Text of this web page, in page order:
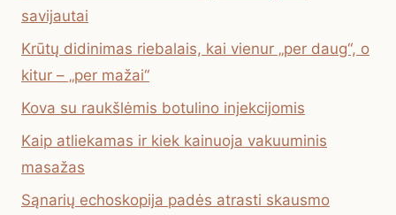
savijautai
Krūtų didinimas riebalais, kai vienur „per daug“, o
kitur – „per mažai“
Kova su raukšlėmis botulino injekcijomis
Kaip atliekamas ir kiek kainuoja vakuuminis
masažas
Sąnarių echoskopija padės atrasti skausmo